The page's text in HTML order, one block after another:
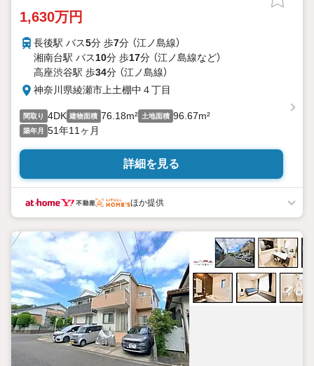
1,630万円
長後駅 バス5分 歩7分 （江ノ島線）
湘南台駅 バス10分 歩17分 （江ノ島線など）
高座渋谷駅 歩34分 （江ノ島線）
神奈川県綾瀬市上土棚中４丁目
間取り 4DK 建物面積 76.18m² 土地面積 96.67m²
築年月 51年11ヶ月
詳細を見る
ほか提供